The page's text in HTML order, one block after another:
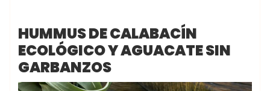
HUMMUS DE CALABACÍN
ECOLÓGICO Y AGUACATE SIN
GARBANZOS